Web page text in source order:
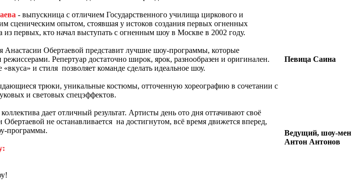
- выпускница с отличием Государственного училища циркового и
сценическим опытом, стоявшая у истоков создания первых огненных
первых, кто начал выступать с огненным шоу в Москве в 2002 году.
Анастасии Обертаевой представит лучшие шоу-программы, которые
Репертуар достаточно широк, ярок, разнообразен и оригинален.
и стиля позволяет команде сделать идеальное шоу.
трюки, уникальные костюмы, отточенную хореографию в сочетании с
и световых спецэффектов.
дает отличный результат. Артисты день ото дня оттачивают своё
Обертаевой не останавливается на достигнутом, всё время движется вперед,
программы.
Певица Саина
Ведущий, шоу-мен
Антон Антонов